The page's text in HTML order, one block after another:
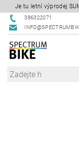
Je tu letní výprodej
386322071